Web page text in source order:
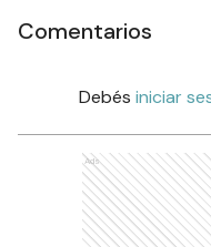
Comentarios
Debés iniciar
Ads